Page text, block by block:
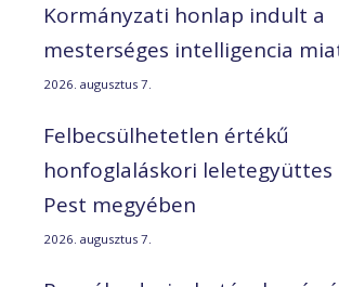
Kormányzati honlap indult a
mesterséges intelligencia
2026. augusztus 7.
Felbecsülhetetlen értékű
honfoglaláskori
Pest megyében
2026. augusztus 7.